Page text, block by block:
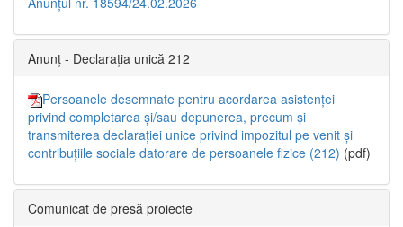
Anunț - Declarația unică 212
Persoanele desemnate pentru acordarea asistenței
privind completarea și/sau depunerea, precum și
transmiterea declarației unice privind impozitul pe venit și
contribuțiile sociale datorare de persoanele fizice (212) (pdf)
Comunicat de presă proiecte